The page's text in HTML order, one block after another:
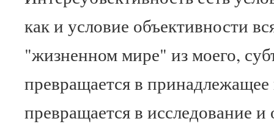
как и условие объективности
"жизненном мире" из моего,
превращается в
превращается в исследование